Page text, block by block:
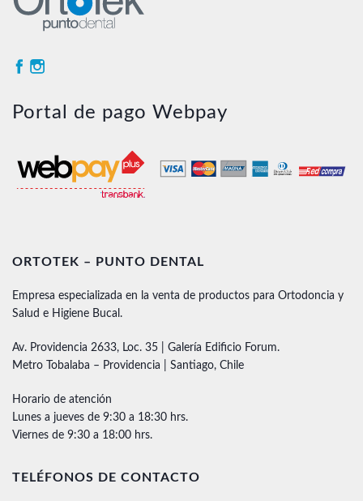
Portal de pago Webpay
ORTOTEK – PUNTO DENTAL
Empresa especializada en la venta de productos para Ortodoncia y
Salud e Higiene Bucal.
Av. Providencia 2633, Loc. 35 | Galería Edificio Forum.
Metro Tobalaba – Providencia | Santiago, Chile
Horario de atención
Lunes a jueves de 9:30 a 18:30 hrs.
Viernes de 9:30 a 18:00 hrs.
TELÉFONOS DE CONTACTO